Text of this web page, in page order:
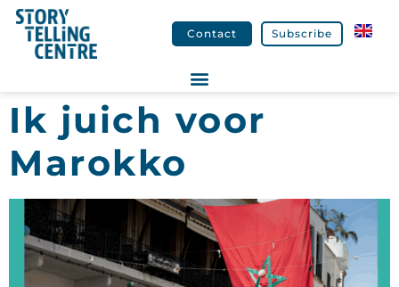
Contact Subscribe
Ik juich voor
Marokko